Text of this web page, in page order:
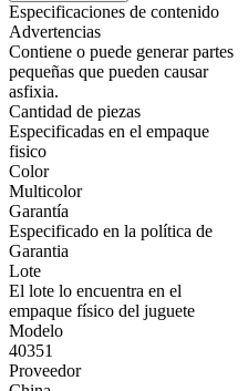
Especificaciones de contenido
Advertencias
Contiene o puede generar partes
pequeñas que pueden causar
asfixia.
Cantidad de piezas
Especificadas en el empaque
fisico
Color
Multicolor
Garantía
Especificado en la política de
Garantia
Lote
El lote lo encuentra en el
empaque físico del juguete
Modelo
40351
Proveedor